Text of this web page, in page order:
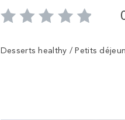
Desserts healthy / Petits